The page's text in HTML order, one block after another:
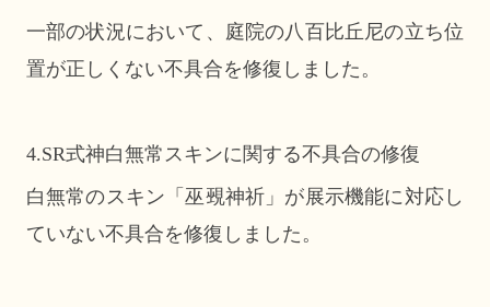
一部の状況において、庭院の八百比丘尼の立ち位
置が正しくない不具合を修復しました。
4.SR式神白無常スキンに関する不具合の修復
白無常のスキン「巫覡神祈」が展示機能に対応し
ていない不具合を修復しました。